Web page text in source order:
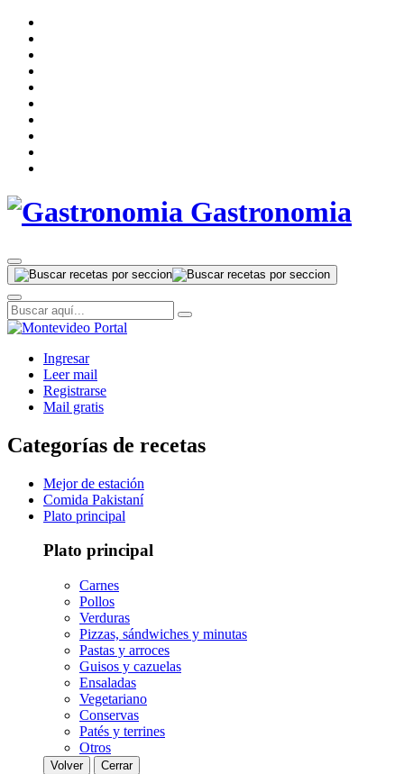
Gastronomia
Ingresar
Leer mail
Registrarse
Mail gratis
Categorías de recetas
Mejor de estación
Comida Pakistaní
Plato principal
Plato principal
Carnes
Pollos
Verduras
Pizzas, sándwiches y minutas
Pastas y arroces
Guisos y cazuelas
Ensaladas
Vegetariano
Conservas
Patés y terrines
Otros
Volver Cerrar